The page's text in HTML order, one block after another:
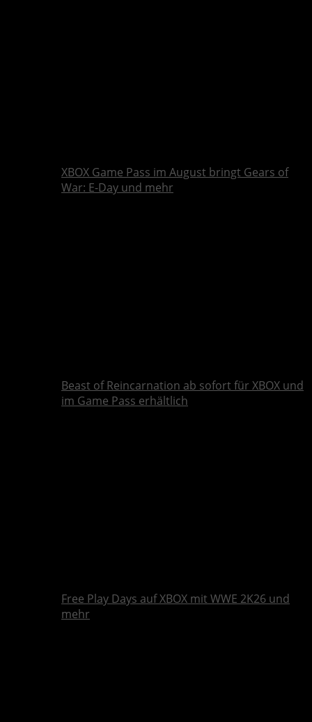
XBOX Game Pass im August bringt Gears of
War: E-Day und mehr
Beast of Reincarnation ab sofort für XBOX und
im Game Pass erhältlich
Free Play Days auf XBOX mit WWE 2K26 und
mehr